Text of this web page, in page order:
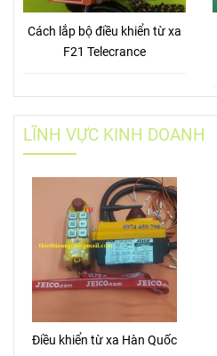
Cách lắp bộ điều khiển từ xa
F21 Telecrance
LĨNH VỰC KINH DOANH
Điều khiển từ xa Hàn Quốc